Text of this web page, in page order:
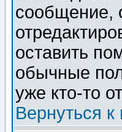
сообщение,
оставить
обычные
уже кто-то
Вернуться к